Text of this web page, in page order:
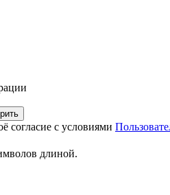
согласие с условиями
длиной.